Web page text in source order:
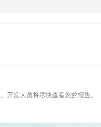
开发人员将尽快查看您的报告。